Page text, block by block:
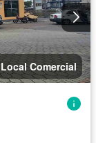
Local Comercial